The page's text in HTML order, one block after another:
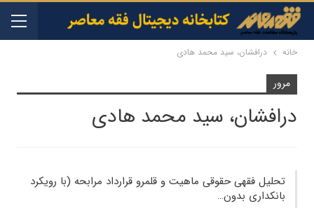
خانه درافشان، سید محمد هادی
مرور
درافشان، سید محمد هادی
تحلیل فقهی حقوقی ماهیت و قلمرو قرارداد مرابحه (با رویکرد
بانکداری بدون…